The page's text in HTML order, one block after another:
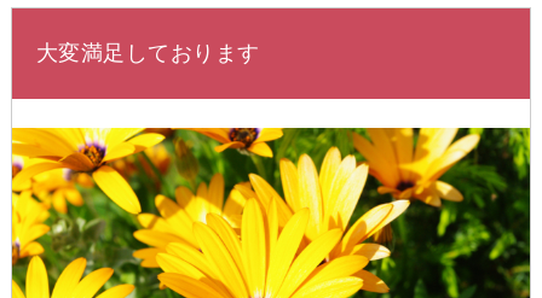
大変満足しております